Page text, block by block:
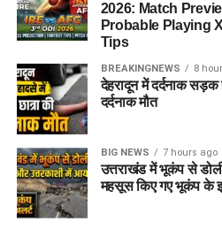
2026: Match
Probable Playing
Tips
BREAKINGNEWS 8
देहरादून में दर्दनाक सड़क
दर्दनाक मौत
BIG NEWS 7 hours ago
उत्तराखंड में भूकंप से
महसूस किए गए भूकंप के